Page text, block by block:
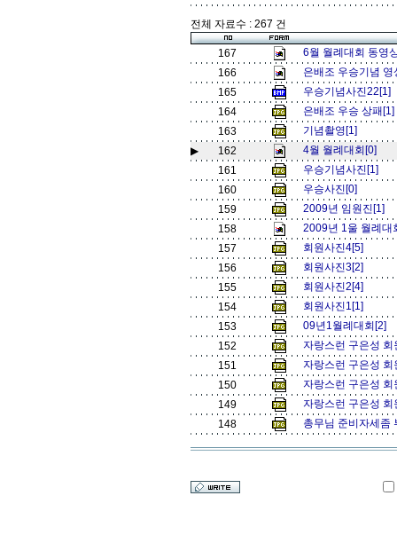
전체 자료수 : 267 건
167
6월 월례대회 동영
166
은배조 우승기념
165
우승기념사진22[1]
164
은배조 우승 상패
163
기념촬영[1]
▶
162
4월 월례대회[0]
161
우승기념사진[1]
160
우승사진[0]
159
2009년 임원진[1]
158
2009년 1울 월례
157
회원사진4[5]
156
회원사진3[2]
155
회원사진2[4]
154
회원사진1[1]
153
09년1월례대회[2]
152
자랑스런 구은성
151
자랑스런 구은성
150
자랑스런 구은성
149
자랑스런 구은성
148
총무님 준비자세좀